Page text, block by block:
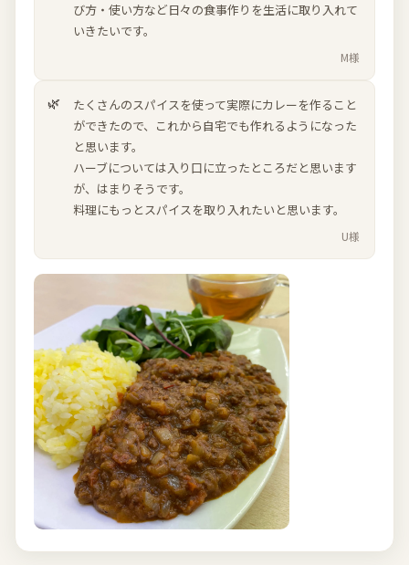
び方・使い方など日々の食事作りを生活に取り入れて
いきたいです。
M様
たくさんのスパイスを使って実際にカレーを作ること
ができたので、これから自宅でも作れるようになった
と思います。
ハーブについては入り口に立ったところだと思います
が、はまりそうです。
料理にもっとスパイスを取り入れたいと思います。
U様